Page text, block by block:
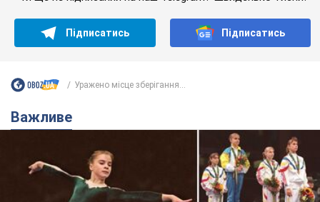
Українська гімнастка вразила президента США
і вперше почула "Слава Україні"! Як склалася
доля Подкопаєвої, яка 30 років тому виграла